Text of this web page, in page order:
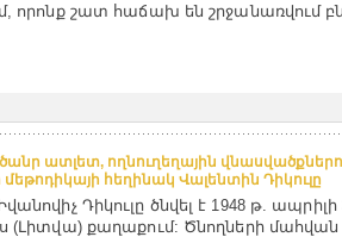
որոնք շատ հաճախ են շրջանառվում
ծանր ատլետ, ողնուղեղային
հեղինակ Վալենտին Դիկուլը
Դիկուլը ծնվել է 1948 թ. ապրիլի
(Լիտվա) քաղաքում: Ծնողների